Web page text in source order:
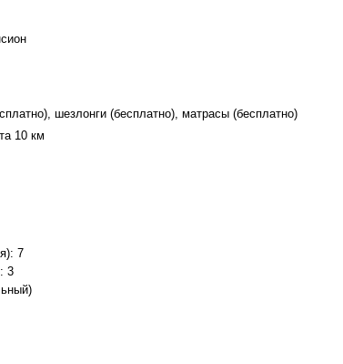
шезлонги (бесплатно), матрасы (бесплатно)
10 км
7
3